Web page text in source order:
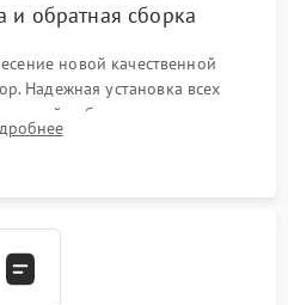
и обратная сборка
новой качественной
Надежная установка всех
кабель-менеджмент для
циркуляции воздуха внутри